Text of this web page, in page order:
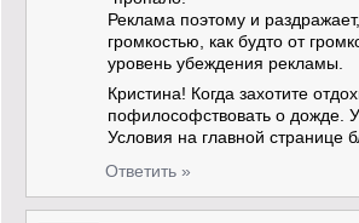
Реклама поэтому и
громкостью, как будто от
уровень убеждения рекламы.
Кристина! Когда захотите
пофилософствовать о дожде.
Условия на главной странице
Ответить »